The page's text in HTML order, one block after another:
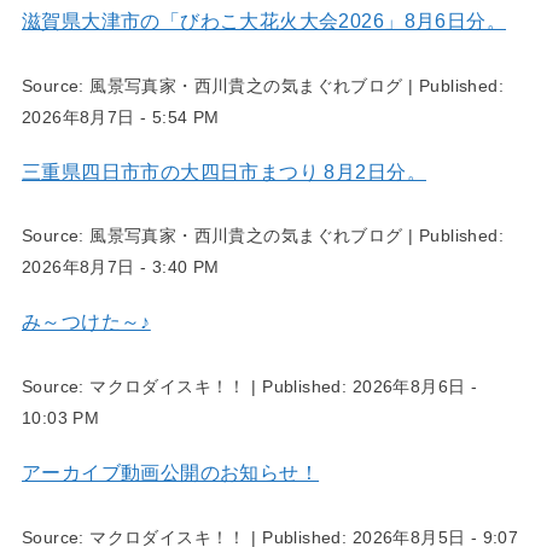
滋賀県大津市の「びわこ大花火大会2026」8月6日分。
Source: 風景写真家・西川貴之の気まぐれブログ | Published:
2026年8月7日 - 5:54 PM
三重県四日市市の大四日市まつり 8月2日分。
Source: 風景写真家・西川貴之の気まぐれブログ | Published:
2026年8月7日 - 3:40 PM
み～つけた～♪
Source: マクロダイスキ！！ | Published: 2026年8月6日 -
10:03 PM
アーカイブ動画公開のお知らせ！
Source: マクロダイスキ！！ | Published: 2026年8月5日 - 9:07